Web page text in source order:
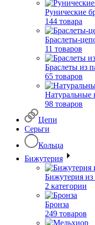
Рунические
144 товара
Браслеты-
11 товаров
Браслеты из
65 товаров
Натуральные
98 товаров
Цепи
Серьги
Кольца
Бижутерия
Бижутерия из
2 категории
Бронза
249 товаров